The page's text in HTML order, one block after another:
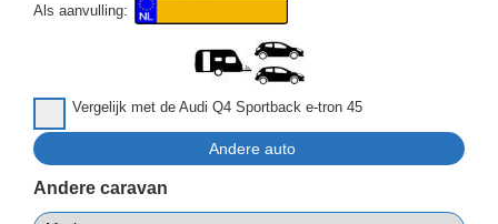
Als aanvulling:
Vergelijk met de Audi Q4 Sportback e-tron 45
Andere caravan